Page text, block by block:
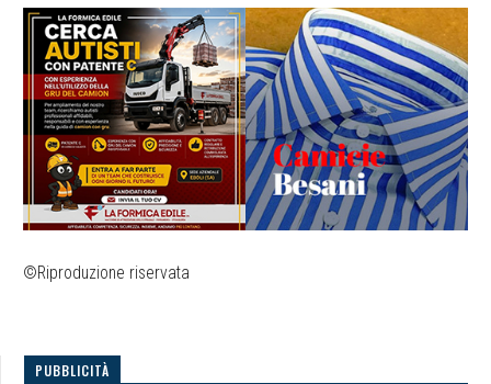
©Riproduzione riservata
PUBBLICITÀ